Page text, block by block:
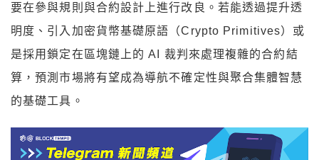
要在參與規則與合約設計上進行改良。若能透過提升透
明度、引入加密貨幣基礎原語（Crypto Primitives）或
是採用鎖定在區塊鏈上的 AI 裁判來處理複雜的合約結
算，預測市場將有望成為導航不確定性與聚合集體智慧
的基礎工具。